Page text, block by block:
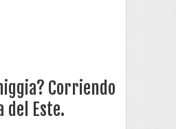
Corriendo
del Este.